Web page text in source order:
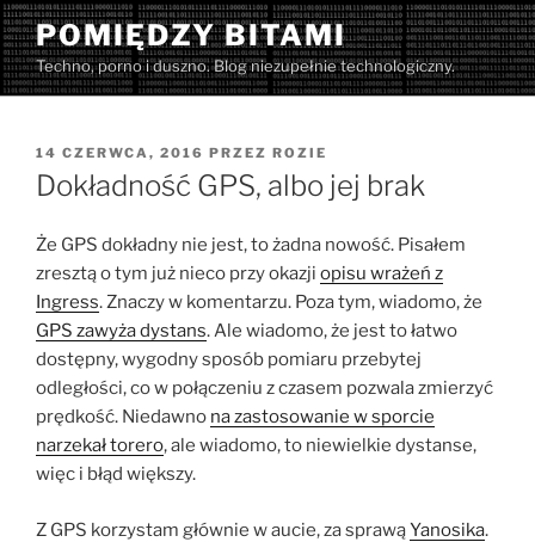
Przejdź
do
treści
POMIĘDZY BITAMI
Techno, porno i duszno. Blog niezupełnie technologiczny.
OPUBLIKOWANE
W
14 CZERWCA, 2016 PRZEZ ROZIE
Dokładność GPS, albo jej brak
Że GPS dokładny nie jest, to żadna nowość. Pisałem
zresztą o tym już nieco przy okazji opisu wrażeń z
Ingress. Znaczy w komentarzu. Poza tym, wiadomo, że
GPS zawyża dystans. Ale wiadomo, że jest to łatwo
dostępny, wygodny sposób pomiaru przebytej
odległości, co w połączeniu z czasem pozwala zmierzyć
prędkość. Niedawno na zastosowanie w sporcie
narzekał torero, ale wiadomo, to niewielkie dystanse,
więc i błąd większy.
Z GPS korzystam głównie w aucie, za sprawąYanosika.